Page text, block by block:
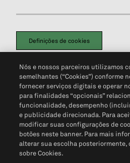
Definições de cookies
Política de PrivacidadePortal de
Não Venda Minhas Informações Pessoais
Nós e nossos parceiros utilizamos
semelhantes (“Cookies”) conforme
fornecer serviços digitais e operar
para finalidades “opcionais”
funcionalidade, desempenho
e publicidade direcionada. Para
modificar suas configurações de
botões neste banner. Para mais
alterar sua escolha posteriormente,
sobre Cookies.